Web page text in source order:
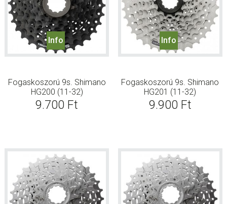
Info
Fogaskoszorú 9s. Shimano
HG200 (11-32)
9.700 Ft
Info
Fogaskoszorú 9s. Shimano
HG201 (11-32)
9.900 Ft